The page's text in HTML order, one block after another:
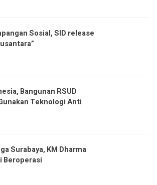
Sosial, SID release
Bangunan RSUD
Teknologi Anti
Surabaya, KM Dharma
Beroperasi